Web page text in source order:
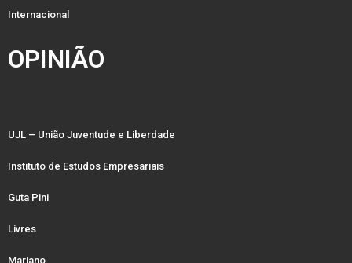
Internacional
OPINIÃO
UJL – União Juventude e Liberdade
Instituto de Estudos Empresariais
Guta Pini
Livres
Mariano